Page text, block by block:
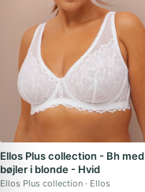
Ellos Plus collection - Bh med
bøjler i blonde - Hvid
Ellos Plus collection Ellos